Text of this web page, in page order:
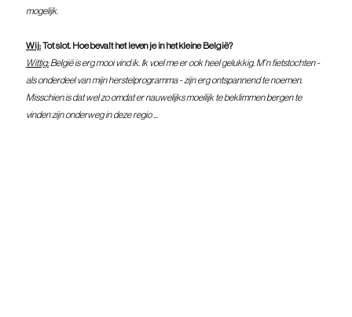
mogelijk.
Wij: Tot slot. Hoe bevalt het leven je in het kleine België?
Wittig: België is erg mooi vind ik. Ik voel me er ook heel gelukkig. M'n fietstochten -
als onderdeel van mijn herstelprogramma - zijn erg ontspannend te noemen.
Misschien is dat wel zo omdat er nauwelijks moeilijk te beklimmen bergen te
vinden zijn onderweg in deze regio ...